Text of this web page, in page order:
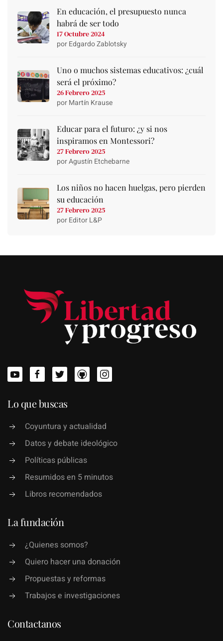
En educación, el presupuesto nunca
habrá de ser todo
17 Octubre 2024
por Edgardo Zablotsky
Uno o muchos sistemas educativos: ¿cuál
será el próximo?
26 Febrero 2025
por Martín Krause
Educar para el futuro: ¿y si nos
inspiramos en Montessori?
27 Febrero 2025
por Agustín Etchebarne
Los niños no hacen huelgas, pero pierden
su educación
27 Febrero 2025
por Editor L&P
Lo que buscas
Coyuntura y actualidad
Datos y debate ideológico
Políticas públicas
Resumidos en 5 minutos
Libros recomendados
La fundación
¿Quienes somos?
Quiero hacer una donación
Propuestas y reformas
Trabajos e investigaciones
Contactanos